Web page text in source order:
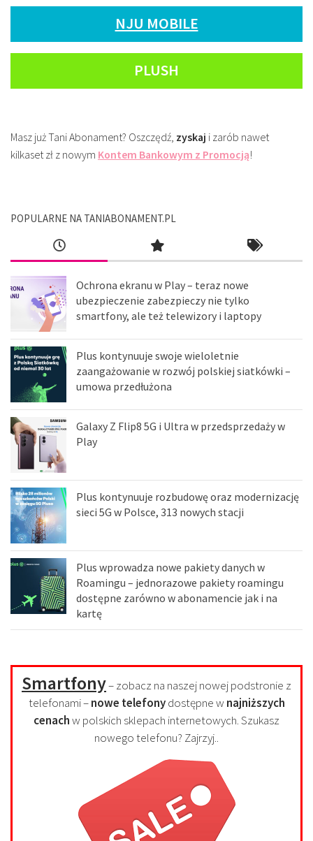
NJU MOBILE
PLUSH
Masz już Tani Abonament? Oszczędź, zyskaj i zarób nawet
kilkaset zł z nowym Kontem Bankowym z Promocją!
POPULARNE NA TANIABONAMENT.PL
Ochrona ekranu w Play – teraz nowe
ubezpieczenie zabezpieczy nie tylko
smartfony, ale też telewizory i laptopy
Plus kontynuuje swoje wieloletnie
zaangażowanie w rozwój polskiej siatkówki –
umowa przedłużona
Galaxy Z Flip8 5G i Ultra w przedsprzedaży w
Play
Plus kontynuuje rozbudowę oraz modernizację
sieci 5G w Polsce, 313 nowych stacji
Plus wprowadza nowe pakiety danych w
Roamingu – jednorazowe pakiety roamingu
dostępne zarówno w abonamencie jak i na
kartę
Smartfony– zobacz na naszej nowej podstronie z
telefonami –nowe telefonydostępne w najniższych
cenachw polskich sklepach internetowych. Szukasz
nowego telefonu? Zajrzyj..